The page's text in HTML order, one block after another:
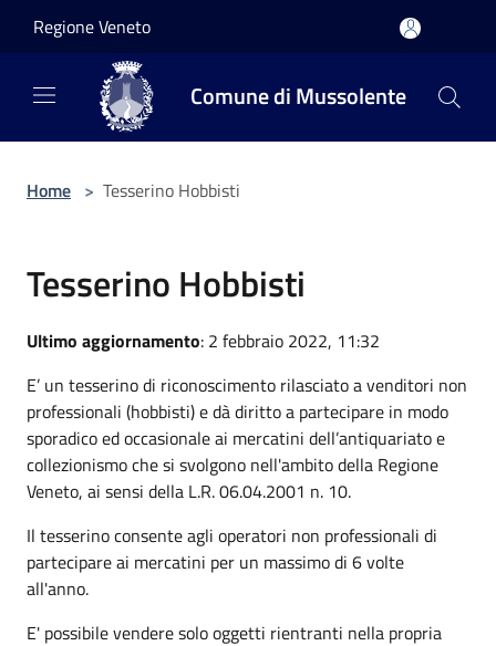
Regione Veneto
Comune di Mussolente
Home > Tesserino Hobbisti
Tesserino Hobbisti
Ultimo aggiornamento: 2 febbraio 2022, 11:32
E’ un tesserino di riconoscimento rilasciato a venditori non
professionali (hobbisti) e dà diritto a partecipare in modo
sporadico ed occasionale ai mercatini dell’antiquariato e
collezionismo che si svolgono nell'ambito della Regione
Veneto, ai sensi della L.R. 06.04.2001 n. 10.
Il tesserino consente agli operatori non professionali di
partecipare ai mercatini per un massimo di 6 volte
all'anno.
E' possibile vendere solo oggetti rientranti nella propria